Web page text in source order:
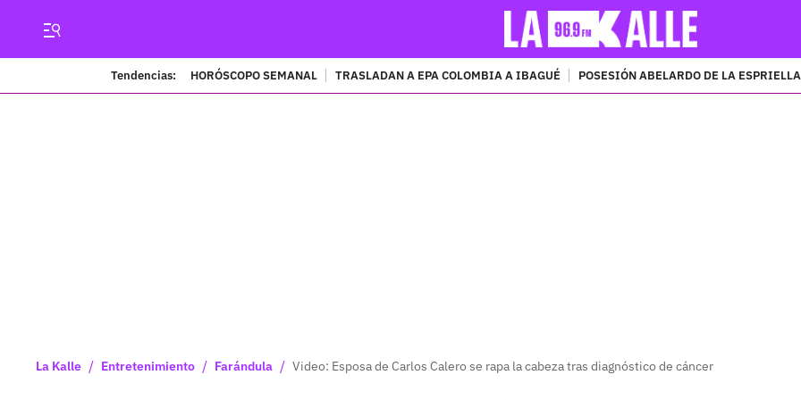
Tendencias: HORÓSCOPO SEMANAL TRASLADAN A EPA COLOMBIA A IBAGUÉ POSESIÓN ABELARDO DE LA ESPRIELLA
La Kalle / Entretenimiento / Farándula / Video: Esposa de Carlos Calero se rapa la cabeza tras diagnóstico de cáncer